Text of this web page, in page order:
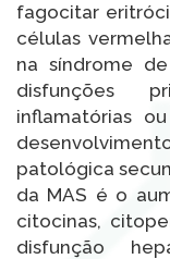
fagocitar
células
na síndrome
disfunções
inflamatórias
patológica
da MAS é o
citocinas,
disfunção